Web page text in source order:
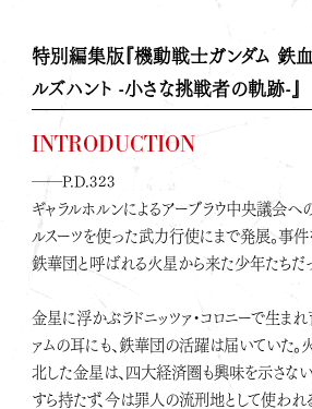
特別編集版『機動戦士ガンダム 鉄血
ルズハント -小さな挑戦者の軌跡-』
INTRODUCTION
――P.D.323
ギャラルホルンによるアーブラウ中央議会
ルスーツを使った武力行使にまで発展。事件
鉄華団と呼ばれる火星から来た少年たちだ
金星に浮かぶラドニッツァ・コロニーで生まれ
ァムの耳にも、鉄華団の活躍は届いていた
北した金星は、四大経済圏も興味を示さな
すら持たず、今は罪人の流刑地として使われ